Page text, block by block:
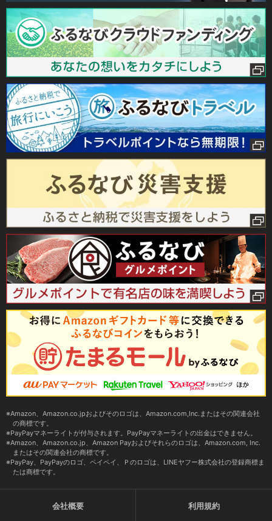
Amazon、Amazon.co.jpおよびそのロゴは、Amazon.com,Inc.またはその関連会社
の商標です。
PayPayマネーライトが付与されます。PayPayマネーライトの出金はできません。
Amazon、Amazon.co.jp、Amazon Payおよびそれらのロゴは、Amazon.com, Inc.
またはその関連会社の商標です。
PayPay、PayPayのロゴ、ペイペイ、Ｐのロゴは、LINEヤフー株式会社の登録商標ま
たは商標です。
会社概要 利用規約